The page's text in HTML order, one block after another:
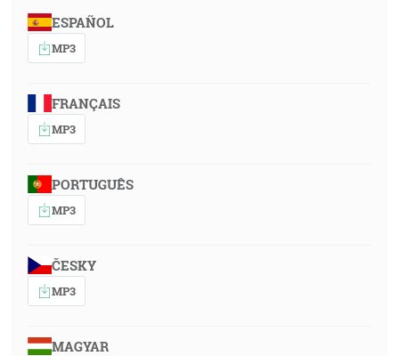
ESPAÑOL
MP3
FRANÇAIS
MP3
PORTUGUÊS
MP3
ČESKY
MP3
MAGYAR